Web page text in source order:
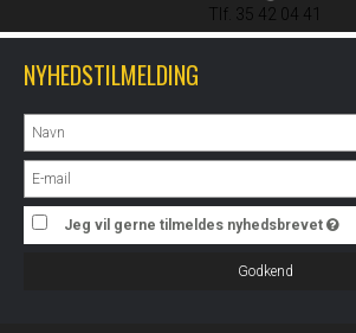
Tlf. 35 42 04 41
NYHEDSTILMELDING
Jeg vil gerne tilmeldes nyhedsbrevet
Godkend